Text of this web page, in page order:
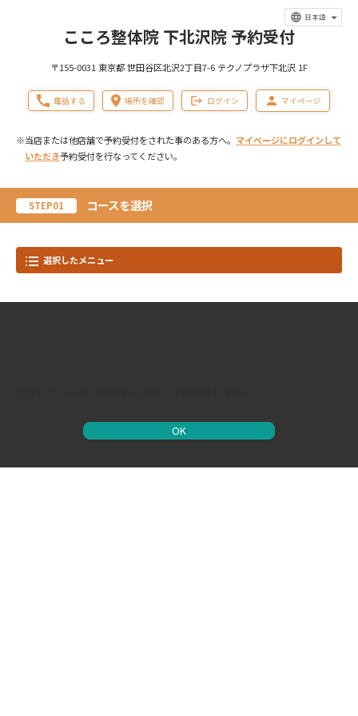
日本語
こころ整体院 下北沢院 予約受付
〒155-0031 東京都 世田谷区北沢2丁目7-6 テクノプラザ下北沢 1F
電話する 場所を確認 ログイン マイページ
※当店または他店舗で予約受付をされた事のある方へ。 マイページにログインして
いただき予約受付を行なってください。
STEP01 コースを選択
選択したメニュー
OK